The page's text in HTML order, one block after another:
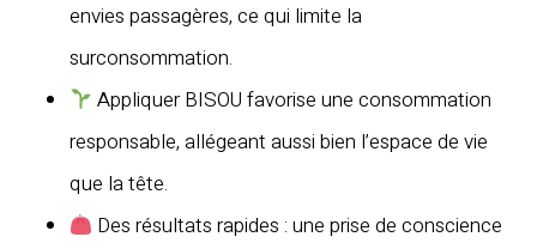
envies passagères, ce qui limite la
surconsommation.
Appliquer BISOU favorise une consommation
responsable, allégeant aussi bien l’espace de vie
que la tête.
Des résultats rapides : une prise de conscience